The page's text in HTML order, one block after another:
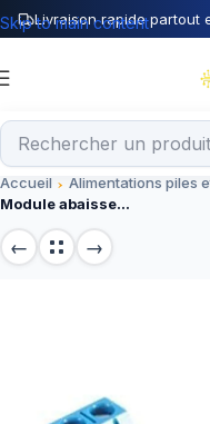
Livraison rapide partout
Skip to main content
Accueil Alimentations piles
Module abaisseur 3A Double sortie USB 9V/12V/24V/36V à 5V DC